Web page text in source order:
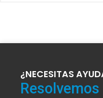
¿NECESITAS